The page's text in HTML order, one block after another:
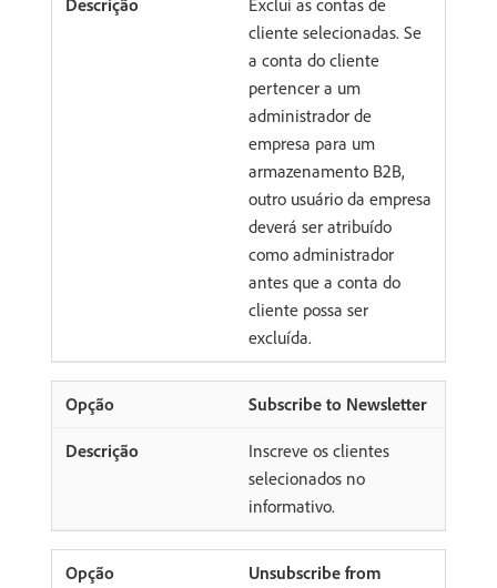
Exclui as contas de
cliente selecionadas. Se
a conta do cliente
pertencer a um
administrador de
empresa para um
armazenamento B2B,
outro usuário da empresa
deverá ser atribuído
como administrador
antes que a conta do
cliente possa ser
excluída.
Subscribe to Newsletter
Inscreve os clientes
selecionados no
informativo.
Unsubscribe from